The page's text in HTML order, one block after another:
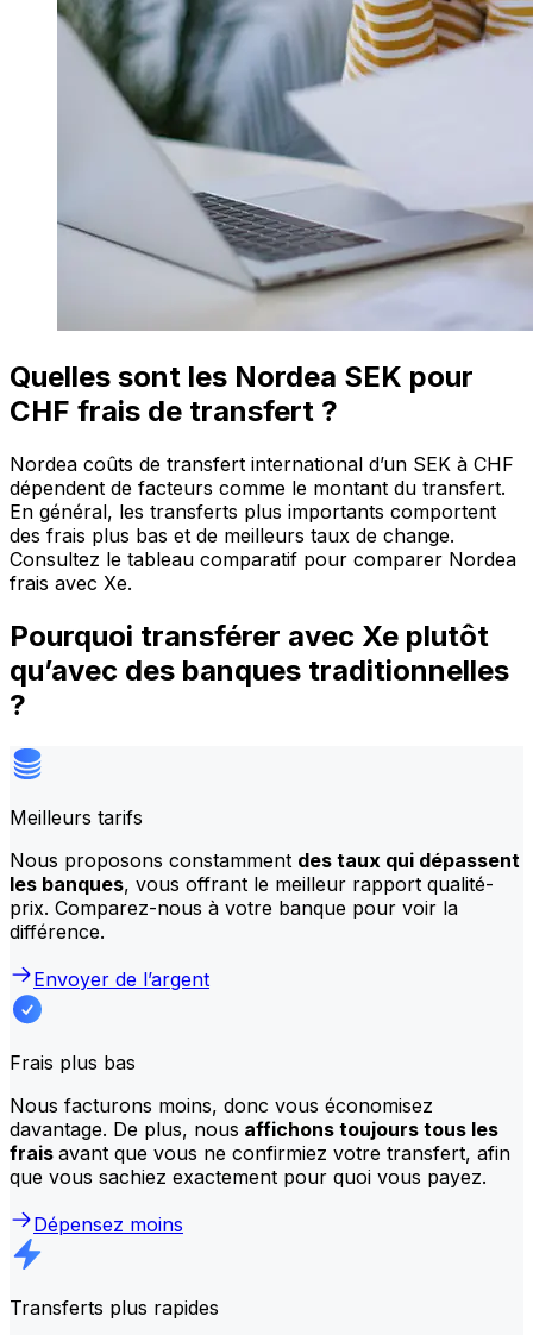
Quelles sont les Nordea SEK pour
CHF frais de transfert ?
Nordea coûts de transfert international d’un SEK à CHF
dépendent de facteurs comme le montant du transfert.
En général, les transferts plus importants comportent
des frais plus bas et de meilleurs taux de change.
Consultez le tableau comparatif pour comparer Nordea
frais avec Xe.
Pourquoi transférer avec Xe plutôt
qu’avec des banques traditionnelles
?
Meilleurs tarifs
Nous proposons constamment des taux qui dépassent
les banques, vous offrant le meilleur rapport qualité-
prix. Comparez-nous à votre banque pour voir la
différence.
Envoyer de l’argent
Frais plus bas
Nous facturons moins, donc vous économisez
davantage. De plus, nous affichons toujours tous les
frais avant que vous ne confirmiez votre transfert, afin
que vous sachiez exactement pour quoi vous payez.
Dépensez moins
Transferts plus rapides